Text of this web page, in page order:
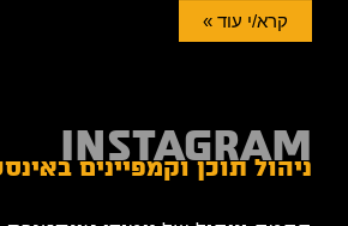
קרא/י עוד »
INSTAGRAM
ניהול תוכן וקמפיינים